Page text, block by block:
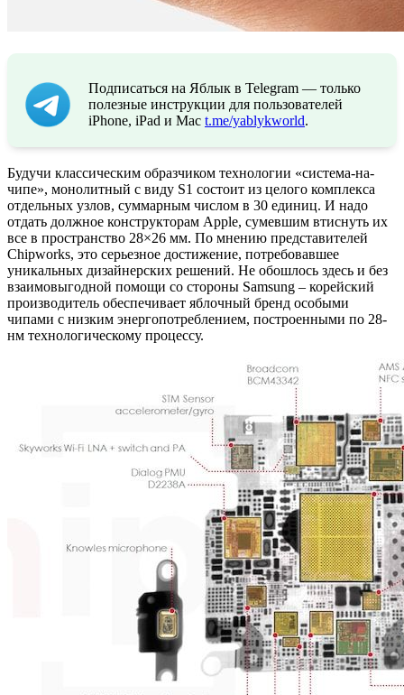
Подписаться на Яблык в Telegram — только
полезные инструкции для пользователей
iPhone, iPad и Mac t.me/yablykworld.
Будучи классическим образчиком технологии «система-на-
чипе», монолитный с виду S1 состоит из целого комплекса
отдельных узлов, суммарным числом в 30 единиц. И надо
отдать должное конструкторам Apple, сумевшим втиснуть их
все в пространство 28×26 мм. По мнению представителей
Chipworks, это серьезное достижение, потребовавшее
уникальных дизайнерских решений. Не обошлось здесь и без
взаимовыгодной помощи со стороны Samsung – корейский
производитель обеспечивает яблочный бренд особыми
чипами с низким энергопотреблением, построенными по 28-
нм технологическому процессу.